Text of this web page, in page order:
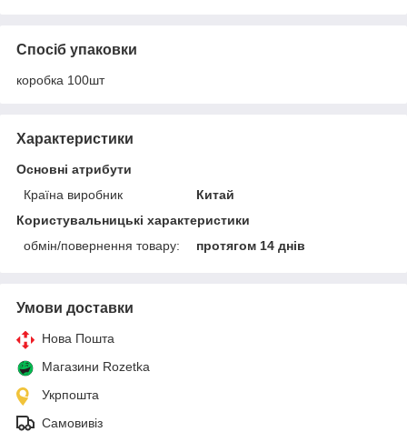
Спосіб упаковки
коробка 100шт
Характеристики
Основні атрибути
Країна виробник
Китай
Користувальницькі характеристики
обмін/повернення товару:
протягом 14 днів
Умови доставки
Нова Пошта
Магазини Rozetka
Укрпошта
Самовивіз